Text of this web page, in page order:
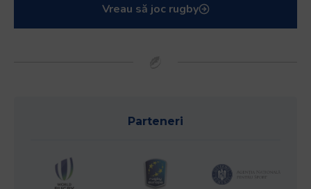
Vreau să joc rugby
Parteneri